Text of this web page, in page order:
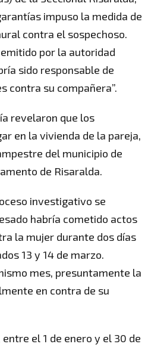
impuso la medida de
contra el sospechoso.
por la autoridad
sido responsable de
contra su compañera”.
revelaron que los
en la vivienda de la pareja,
del municipio de
de Risaralda.
investigativo se
habría cometido actos
la mujer durante dos días
13 y 14 de marzo.
mes, presuntamente la
en contra de su
el 1 de enero y el 30 de